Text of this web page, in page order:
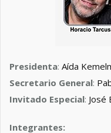
Presidenta: Aída
Secretario General:
Invitado Especial: José
Integrantes: